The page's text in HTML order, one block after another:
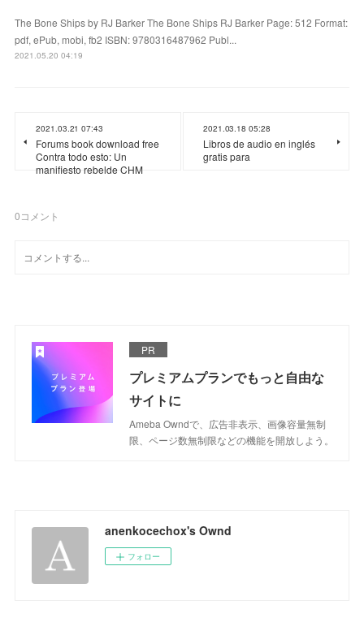
The Bone Ships by RJ Barker The Bone Ships RJ Barker Page: 512 Format:
pdf, ePub, mobi, fb2 ISBN: 9780316487962 Publ...
2021.05.20 04:19
2021.03.21 07:43
Forums book download free
Contra todo esto: Un
manifiesto rebelde CHM
2021.03.18 05:28
Libros de audio en inglés
gratis para
0コメント
PR
プレミアムプランでもっと自由な
サイトに
Ameba Owndで、広告非表示、画像容量無制
限、ページ数無制限などの機能を開放しよう。
anenkocechox's Ownd
フォロー